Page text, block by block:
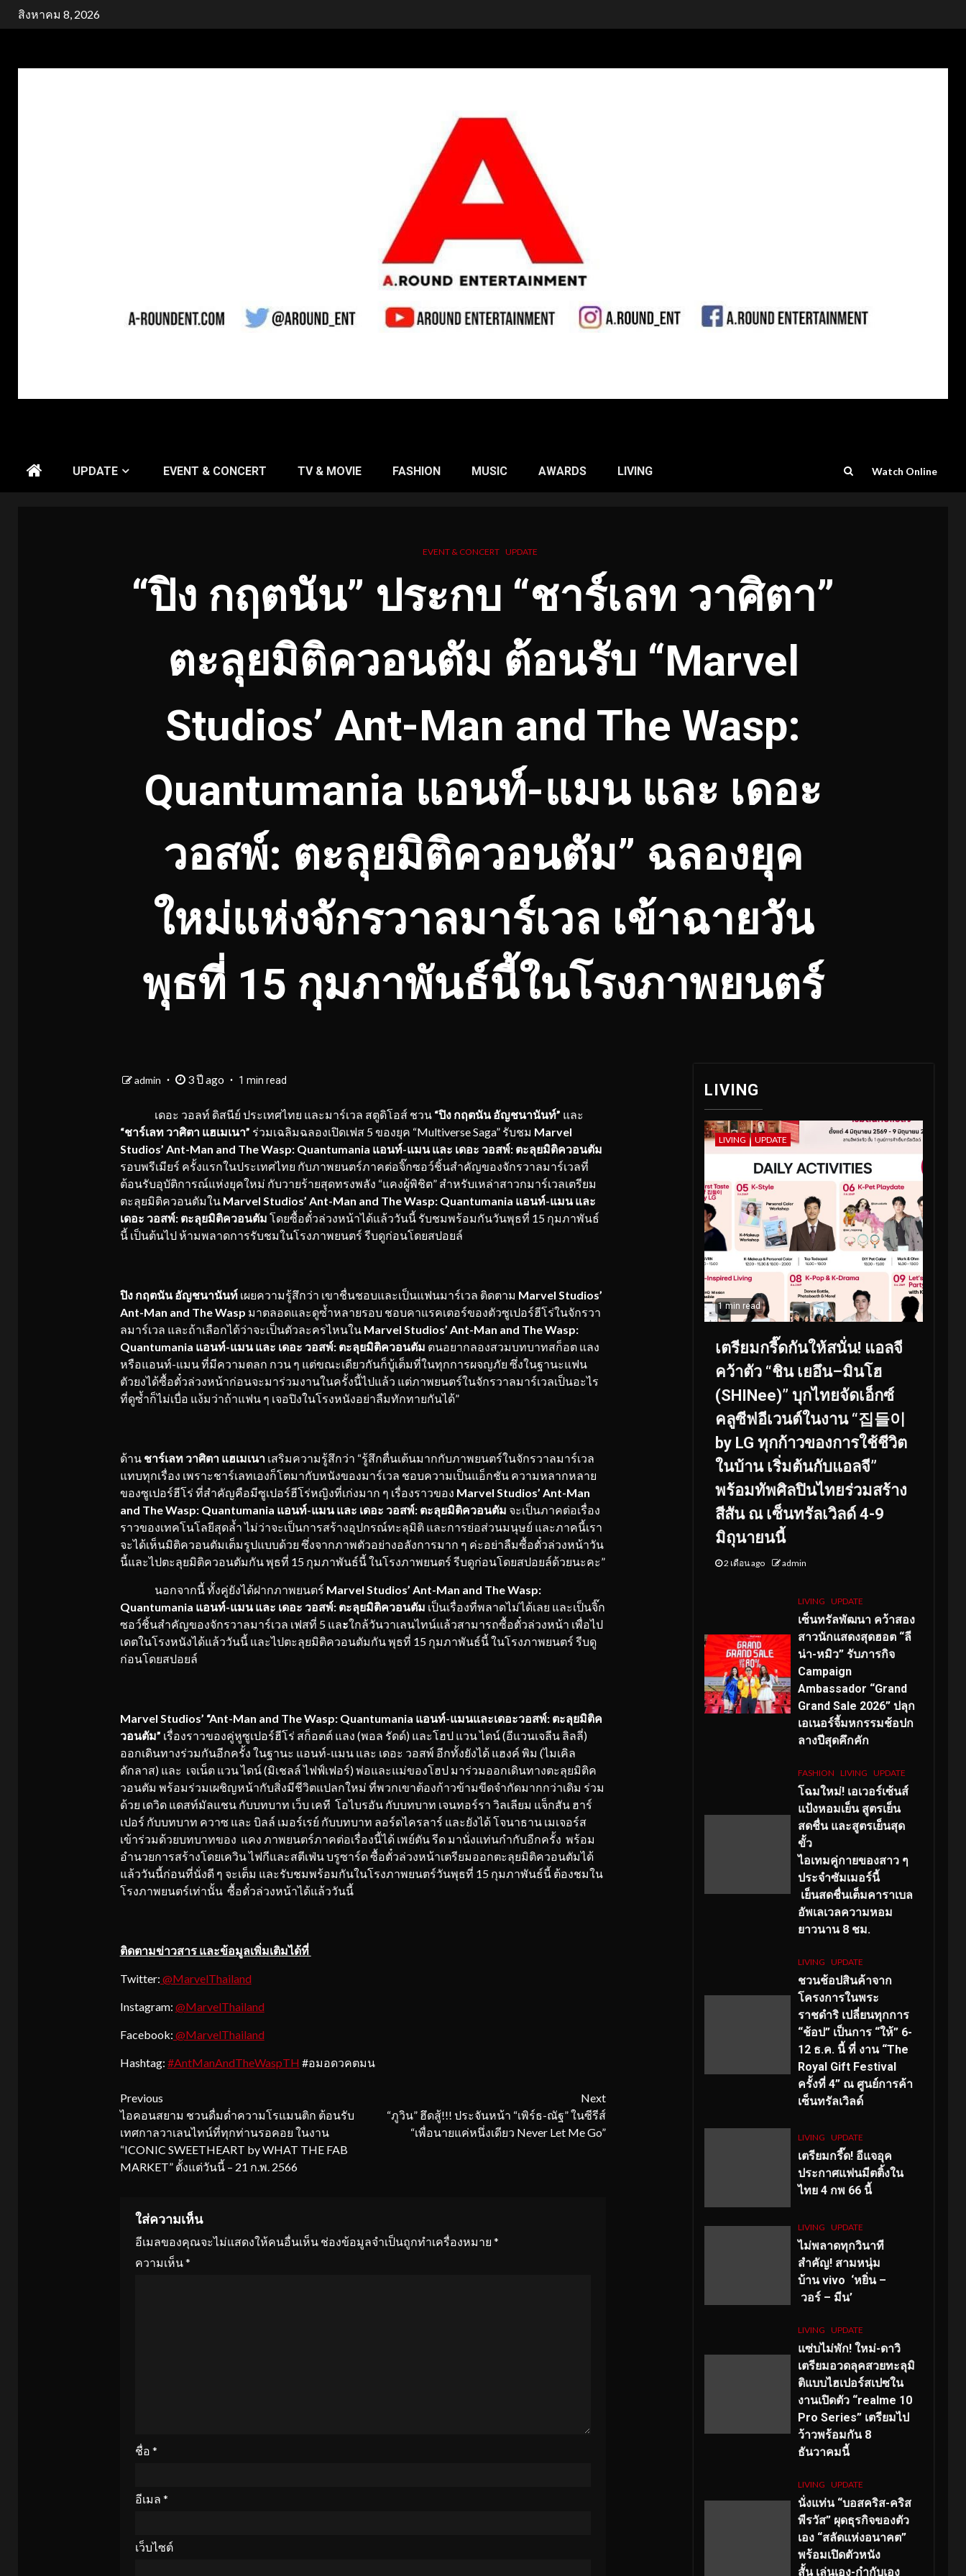
Skipสิงหาคม 8, 2026
UPDATE EVENT & CONCERT TV & MOVIE FASHION MUSIC AWARDS LIVING Watch Online
EVENT & CONCERT UPDATE
“ปิง กฤตนัน” ประกบ “ชาร์เลท วาศิตา”
ตะลุยมิติควอนตัม ต้อนรับ “Marvel
Studios’ Ant-Man and The Wasp:
Quantumania แอนท์-แมน และ เดอะ
วอสพ์: ตะลุยมิติควอนตัม” ฉลองยุค
ใหม่แห่งจักรวาลมาร์เวล เข้าฉายวัน
พุธที่ 15 กุมภาพันธ์นี้ในโรงภาพยนตร์
admin 3 ปี ago 1 min read
เดอะ วอลท์ ดิสนีย์ ประเทศไทย และมาร์เวล สตูดิโอส์ ชวน “ปิง กฤตนัน อัญชนานันท์” และ
“ชาร์เลท วาศิตา แฮเมเนา” ร่วมเฉลิมฉลองเปิดเฟส 5 ของยุค “Multiverse Saga” รับชม Marvel
Studios’ Ant-Man and The Wasp: Quantumania แอนท์-แมน และ เดอะ วอสพ์: ตะลุยมิติควอนตัม
รอบพรีเมียร์ ครั้งแรกในประเทศไทย กับภาพยนตร์ภาคต่อจิ๊กซอว์ชิ้นสำคัญของจักรวาลมาร์เวลที่
ต้อนรับอุบัติการณ์แห่งยุคใหม่ กับวายร้ายสุดทรงพลัง “แคงผู้พิชิต” สำหรับเหล่าสาวกมาร์เวลเตรียม
ตะลุยมิติควอนตัมใน Marvel Studios’ Ant-Man and The Wasp: Quantumania แอนท์-แมน และ
เดอะ วอสพ์: ตะลุยมิติควอนตัม โดยซื้อตั๋วล่วงหน้าได้แล้ววันนี้ รับชมพร้อมกันวันพุธที่ 15 กุมภาพันธ์
นี้ เป็นต้นไป ห้ามพลาดการรับชมในโรงภาพยนตร์ รีบดูก่อนโดยสปอยล์
ปิง กฤตนัน อัญชนานันท์ เผยความรู้สึกว่า เขาชื่นชอบและเป็นแฟนมาร์เวล ติดตาม Marvel Studios’
Ant-Man and The Wasp มาตลอดและดูซ้ำหลายรอบ ชอบคาแรคเตอร์ของตัวซูเปอร์ฮีโร่ในจักรวา
ลมาร์เวล และถ้าเลือกได้ว่าจะเป็นตัวละครไหนในMarvel Studios’ Ant-Man and The Wasp:
Quantumania แอนท์-แมน และ เดอะ วอสพ์: ตะลุยมิติควอนตัม ตนอยากลองสวมบทบาทสก็อต แลง
หรือแอนท์-แมน ที่มีความตลก กวน ๆ แต่ขณะเดียวกันก็บู้เต็มที่ในทุกการผจญภัย ซึ่งในฐานะแฟน
ตัวยงได้ซื้อตั๋วล่วงหน้าก่อนจะมาร่วมงานในครั้งนี้ไปแล้ว แต่ภาพยนตร์ในจักรวาลมาร์เวลเป็นอะไร
ที่ดูซ้ำก็ไม่เบื่อ แง้มว่าถ้าแฟน ๆ เจอปิงในโรงหนังอย่าลืมทักทายกันได้”
ด้าน ชาร์เลท วาศิตา แฮเมเนาเสริมความรู้สึกว่า “รู้สึกตื่นเต้นมากกับภาพยนตร์ในจักรวาลมาร์เวล
แทบทุกเรื่อง เพราะชาร์เลทเองก็โตมากับหนังของมาร์เวล ชอบความเป็นแอ็กชัน ความหลากหลาย
ของซูเปอร์ฮีโร่ ที่สำคัญคือมีซูเปอร์ฮีโร่หญิงที่เก่งมาก ๆ เรื่องราวของ Marvel Studios’ Ant-Man
and The Wasp: Quantumania แอนท์-แมน และ เดอะ วอสพ์: ตะลุยมิติควอนตัม จะเป็นภาคต่อเรื่อง
ราวของเทคโนโลยีสุดล้ำ ไม่ว่าจะเป็นการสร้างอุปกรณ์ทะลุมิติ และการย่อส่วนมนุษย์ และภาคนี้เรา
จะได้เห็นมิติควอนตัมเต็มรูปแบบด้วย ซึ่งจากภาพตัวอย่างอลังการมาก ๆ ค่ะอย่าลืมซื้อตั๋วล่วงหน้าวัน
นี้และไปตะลุยมิติควอนตัมกัน พุธที่ 15 กุมภาพันธ์นี้ ในโรงภาพยนตร์ รีบดูก่อนโดยสปอยล์ด้วยนะคะ”
นอกจากนี้ ทั้งคู่ยังได้ฝากภาพยนตร์ Marvel Studios’ Ant-Man and The Wasp:
Quantumania แอนท์-แมน และ เดอะ วอสพ์: ตะลุยมิติควอนตัม เป็นเรื่องที่พลาดไม่ได้เลย และเป็นจิ๊ก
ซอว์ชิ้นสำคัญของจักรวาลมาร์เวล เฟสที่ 5 และใกล้วันวาเลนไทน์แล้วสามารถซื้อตั๋วล่วงหน้า เพื่อไป
เดตในโรงหนังได้แล้ววันนี้ และไปตะลุยมิติควอนตัมกัน พุธที่ 15 กุมภาพันธ์นี้ ในโรงภาพยนตร์ รีบดู
ก่อนโดยสปอยล์
Marvel Studios’ “Ant-Man and The Wasp: Quantumania แอนท์-แมนและเดอะวอสพ์: ตะลุยมิติค
วอนตัม” เรื่องราวของคู่หูซูเปอร์ฮีโร่ สก็อตต์ แลง (พอล รัดด์) และโฮป แวน ไดน์ (อีแวนเจลีน ลิลลี่)
ออกเดินทางร่วมกันอีกครั้ง ในฐานะ แอนท์-แมน และ เดอะ วอสพ์ อีกทั้งยังได้ แฮงค์ พิม (ไมเคิล
ดักลาส) และ เจเน็ต แวน ไดน์ (มิเชลล์ ไฟฟ์เฟอร์) พ่อและแม่ของโฮป มาร่วมออกเดินทางตะลุยมิติค
วอนตัม พร้อมร่วมเผชิญหน้ากับสิ่งมีชีวิตแปลกใหม่ ที่พวกเขาต้องก้าวข้ามขีดจำกัดมากกว่าเดิม ร่วม
ด้วย เดวิด แดสท์มัลแชน กับบทบาท เว็บ เคที โอไบรอัน กับบทบาท เจนทอร์รา วิลเลียม แจ็กสัน ฮาร์
เปอร์ กับบทบาท ควาซ และ บิลล์ เมอร์เรย์ กับบทบาท ลอร์ดไครลาร์ และยังได้ โจนาธาน เมเจอร์ส
เข้าร่วมด้วยบทบาทของ แคง ภาพยนตร์ภาคต่อเรื่องนี้ได้ เพย์ตัน รีด มานั่งแท่นกำกับอีกครั้ง พร้อม
อำนวยการสร้างโดยเควิน ไฟกีและสตีเฟ่น บรูซาร์ด ซื้อตั๋วล่วงหน้าเตรียมออกตะลุยมิติควอนตัมได้
แล้ววันนี้ก่อนที่นั่งดี ๆ จะเต็ม และรับชมพร้อมกันในโรงภาพยนตร์วันพุธที่ 15 กุมภาพันธ์นี้ ต้องชมใน
โรงภาพยนตร์เท่านั้น ซื้อตั๋วล่วงหน้าได้แล้ววันนี้
ติดตามข่าวสาร และข้อมูลเพิ่มเติมได้ที่
Twitter: @MarvelThailand
Instagram: @MarvelThailand
Facebook: @MarvelThailand
Hashtag: #AntManAndTheWaspTH #อมอดวคตมน
Continue
Reading
Previous
ไอคอนสยาม ชวนดื่มด่ำความโรแมนติก ต้อนรับ
เทศกาลวาเลนไทน์ที่ทุกท่านรอคอย ในงาน
“ICONIC SWEETHEART by WHAT THE FAB
MARKET” ตั้งแต่วันนี้ – 21 ก.พ. 2566
Next
“ภูวิน” ฮึดสู้!!! ประจันหน้า “เพิร์ธ-ณัฐ” ในซีรีส์
“เพื่อนายแค่หนึ่งเดียว Never Let Me Go”
ใส่ความเห็น
อีเมลของคุณจะไม่แสดงให้คนอื่นเห็น ช่องข้อมูลจำเป็นถูกทำเครื่องหมาย *
ความเห็น*
ชื่อ *
อีเมล *
เว็บไซต์
LIVING
LIVING UPDATE
1 min read
เตรียมกรี๊ดกันให้สนั่น! แอลจี
คว้าตัว “ชิน เยอึน–มินโฮ
(SHINee)” บุกไทยจัดเอ็กซ์
คลูซีฟอีเวนต์ในงาน “집들이
by LG ทุกก้าวของการใช้ชีวิต
ในบ้าน เริ่มต้นกับแอลจี”
พร้อมทัพศิลปินไทยร่วมสร้าง
สีสัน ณ เซ็นทรัลเวิลด์ 4-9
มิถุนายนนี้
2 เดือน ago admin
LIVING UPDATE
เซ็นทรัลพัฒนา คว้าสอง
สาวนักแสดงสุดฮอต “ลี
น่า-หมิว” รับภารกิจ
Campaign
Ambassador “Grand
Grand Sale 2026” ปลุก
เอเนอร์จี้มหกรรมช้อปก
ลางปีสุดคึกคัก
FASHION LIVING UPDATE
โฉมใหม่! เอเวอร์เซ้นส์
แป้งหอมเย็น สูตรเย็น
สดชื่น และสูตรเย็นสุด
ขั้ว
ไอเทมคู่กายของสาว ๆ
ประจำซัมเมอร์นี้
เย็นสดชื่นเต็มคาราเบล
อัพเลเวลความหอม
ยาวนาน 8 ชม.
LIVING UPDATE
ชวนช้อปสินค้าจาก
โครงการในพระ
ราชดำริ เปลี่ยนทุกการ
“ช้อป” เป็นการ “ให้” 6-
12 ธ.ค. นี้ ที่ งาน “The
Royal Gift Festival
ครั้งที่ 4” ณ ศูนย์การค้า
เซ็นทรัลเวิลด์
LIVING UPDATE
เตรียมกรี๊ด! อีแจอุค
ประกาศแฟนมีตติ้งใน
ไทย 4 กพ 66 นี้
LIVING UPDATE
ไม่พลาดทุกวินาที
สำคัญ! สามหนุ่ม
บ้าน vivo ‘หยิ่น –
วอร์ – มีน’
LIVING UPDATE
แซ่บไม่พัก! ใหม่-ดาวิ
เตรียมอวดลุคสวยทะลุมิ
ติแบบไฮเปอร์สเปซใน
งานเปิดตัว “realme 10
Pro Series” เตรียมไป
ว้าวพร้อมกัน 8
ธันวาคมนี้
LIVING UPDATE
นั่งแท่น “บอสคริส-คริส
พีรวัส” ผุดธุรกิจของตัว
เอง “สลัดแห่งอนาคต”
พร้อมเปิดตัวหนัง
สั้น เล่นเอง-กำกับเอง